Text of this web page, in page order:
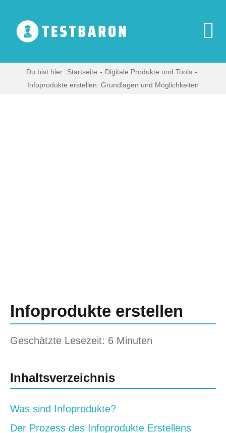
springen
StartDu bist hier: Startseite
Digitale Produkte und Tools
Infoprodukte erstellen: Grundlagen und Möglichkeiten
Infoprodukte erstellen
Geschätzte Lesezeit: 6 Minuten
Inhaltsverzeichnis
Was sind Infoprodukte?
Der Prozess des Infoprodukte Erstellens